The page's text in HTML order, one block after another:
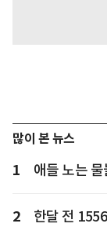
많이 본 뉴스
1 애들 노는
2
한달 전